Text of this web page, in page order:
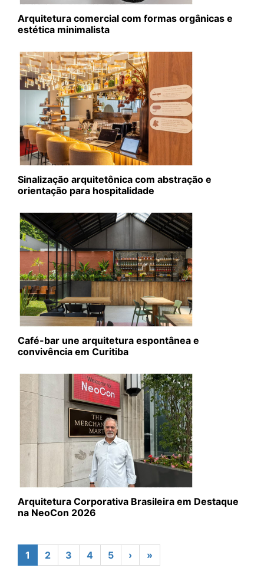
Arquitetura comercial com formas orgânicas e
estética minimalista
Sinalização arquitetônica com abstração e
orientação para hospitalidade
Café-bar une arquitetura espontânea e
convivência em Curitiba
Arquitetura Corporativa Brasileira em Destaque
na NeoCon 2026
1 2 3 4 5 › »